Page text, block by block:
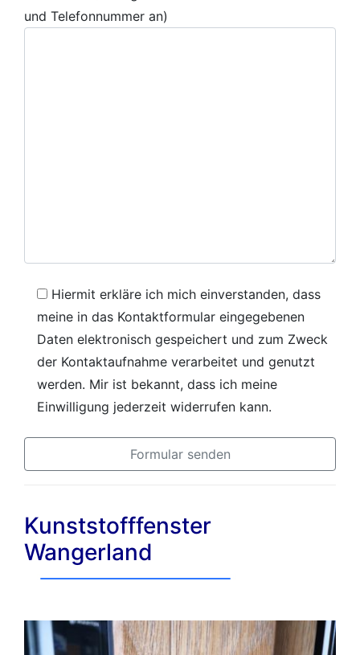
und Telefonnummer an)
Hiermit erkläre ich mich einverstanden, dass
meine in das Kontaktformular eingegebenen
Daten elektronisch gespeichert und zum Zweck
der Kontaktaufnahme verarbeitet und genutzt
werden. Mir ist bekannt, dass ich meine
Einwilligung jederzeit widerrufen kann.
Kunststofffenster
Wangerland